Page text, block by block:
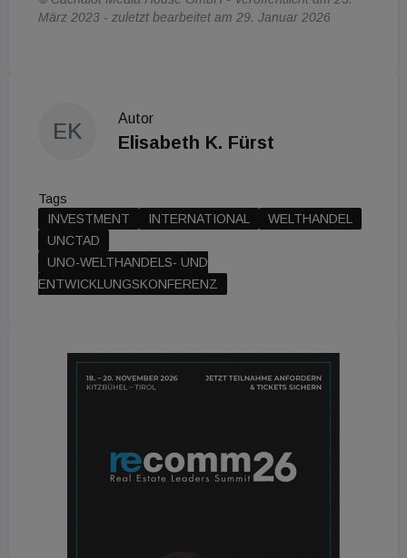
März 2023 - zuletzt bearbeitet am 29. Januar 2026
EK
Autor
Elisabeth K. Fürst
Tags
INVESTMENT
INTERNATIONAL
WELTHANDEL
UNCTAD
UNO-WELTHANDELS- UND
ENTWICKLUNGSKONFERENZ